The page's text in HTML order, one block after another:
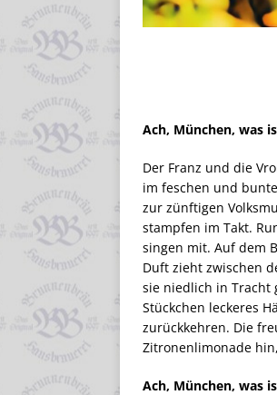
Ach, München, was
Der Franz und die
im feschen und
zur zünftigen
stampfen im Takt.
singen mit. Auf dem
Duft zieht zwischen
sie niedlich in Tracht
Stückchen leckeres
zurückkehren. Die
Zitronenlimonade
Ach, München, was